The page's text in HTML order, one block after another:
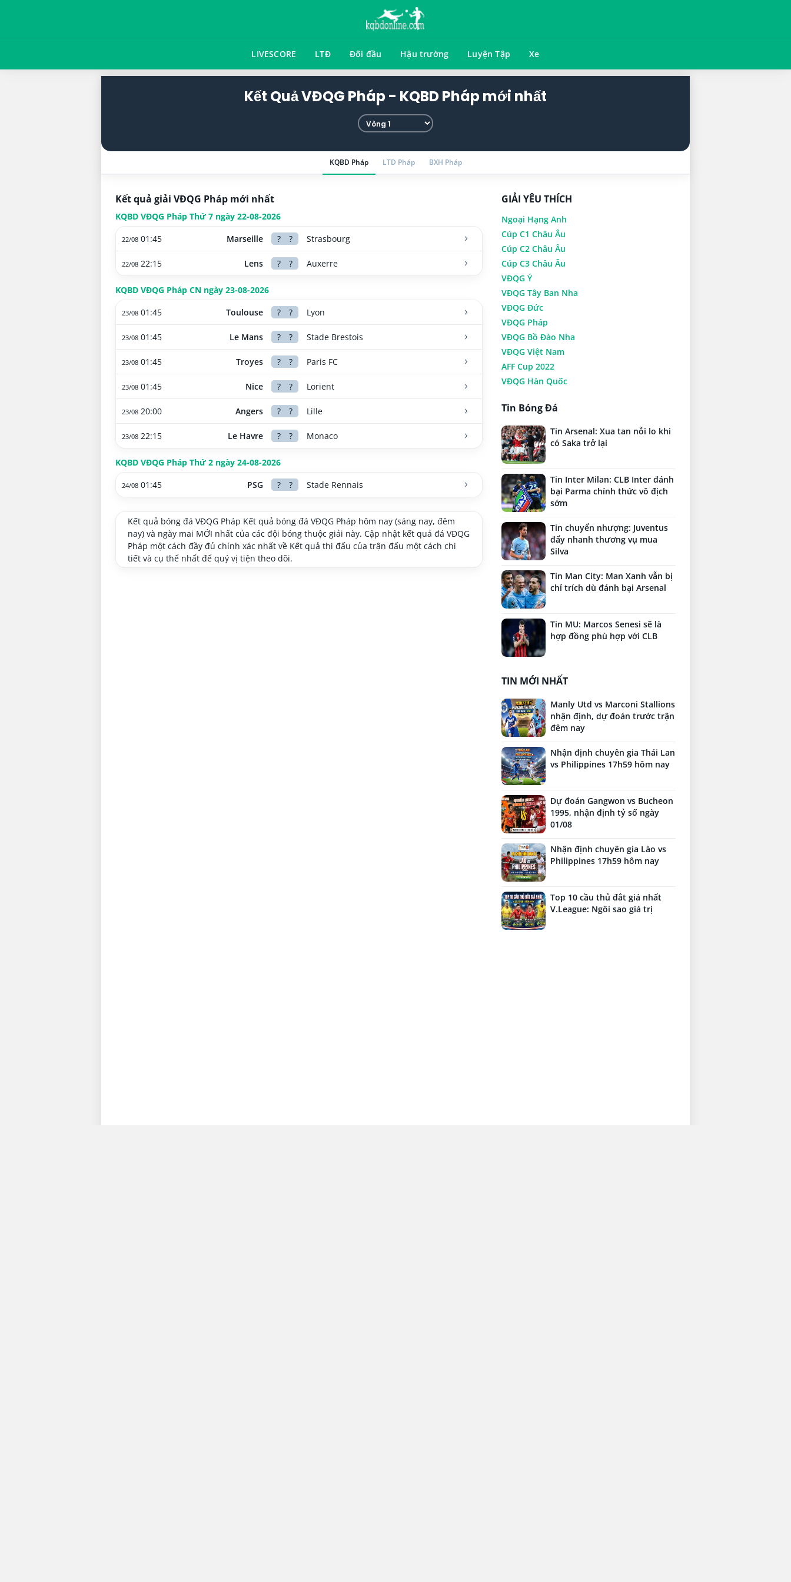
LIVESCORE LTĐ Đối đầu Hậu trường Luyện Tập Xe
Kết Quả VĐQG Pháp - KQBD Pháp mới nhất
KQBD Pháp LTD Pháp BXH Pháp
Kết quả giải VĐQG Pháp mới nhất
KQBD VĐQG Pháp Thứ 7 ngày 22-08-2026
22/08 01:45 Marseille ? ? Strasbourg
22/08 22:15 Lens ? ? Auxerre
KQBD VĐQG Pháp CN ngày 23-08-2026
23/08 01:45 Toulouse ? ? Lyon
23/08 01:45 Le Mans ? ? Stade Brestois
23/08 01:45 Troyes ? ? Paris FC
23/08 01:45 Nice ? ? Lorient
23/08 20:00 Angers ? ? Lille
23/08 22:15 Le Havre ? ? Monaco
KQBD VĐQG Pháp Thứ 2 ngày 24-08-2026
24/08 01:45 PSG ? ? Stade Rennais
Kết quả bóng đá VĐQG Pháp Kết quả bóng đá VĐQG Pháp hôm nay (sáng nay, đêm
nay) và ngày mai MỚI nhất của các đội bóng thuộc giải này. Cập nhật kết quả đá VĐQG
Pháp một cách đầy đủ chính xác nhất về Kết quả thi đấu của trận đấu một cách chi
tiết và cụ thể nhất để quý vị tiện theo dõi.
GIẢI YÊU THÍCH
Ngoại Hạng Anh
Cúp C1 Châu Âu
Cúp C2 Châu Âu
Cúp C3 Châu Âu
VĐQG Ý
VĐQG Tây Ban Nha
VĐQG Đức
VĐQG Pháp
VĐQG Bồ Đào Nha
VĐQG Việt Nam
AFF Cup 2022
VĐQG Hàn Quốc
Tin Bóng Đá
Tin Arsenal: Xua tan nỗi lo khi
có Saka trở lại
Tin Inter Milan: CLB Inter đánh
bại Parma chính thức vô địch
sớm
Tin chuyển nhượng: Juventus
đẩy nhanh thương vụ mua
Silva
Tin Man City: Man Xanh vẫn bị
chỉ trích dù đánh bại Arsenal
Tin MU: Marcos Senesi sẽ là
hợp đồng phù hợp với CLB
TIN MỚI NHẤT
Manly Utd vs Marconi Stallions
nhận định, dự đoán trước trận
đêm nay
Nhận định chuyên gia Thái Lan
vs Philippines 17h59 hôm nay
Dự đoán Gangwon vs Bucheon
1995, nhận định tỷ số ngày
01/08
Nhận định chuyên gia Lào vs
Philippines 17h59 hôm nay
Top 10 cầu thủ đắt giá nhất
V.League: Ngôi sao giá trị